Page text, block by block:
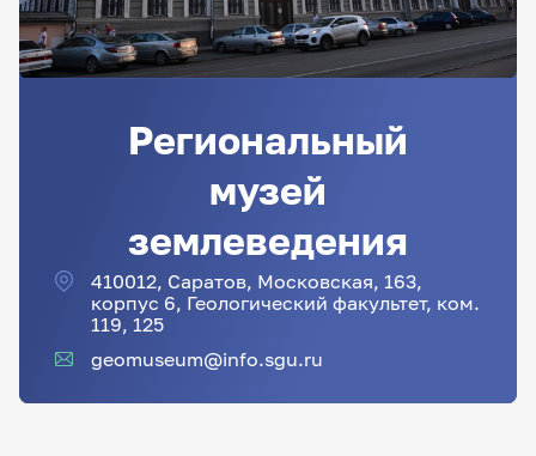
Региональный
музей
землеведения
410012, Саратов, Московская, 163,
корпус 6, Геологический факультет, ком.
119, 125
geomuseum@info.sgu.ru